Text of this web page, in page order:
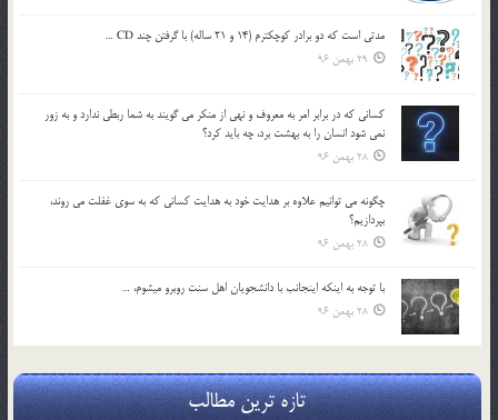
مدتي است كه دو برادر كوچكترم (14 و 21 ساله) با گرفتن چند CD …
29 بهمن 96
كساني كه در برابر امر به معروف و نهي از منكر مي گويند به شما ربطي ندارد و به زور
نمي شود انسان را به بهشت برد، چه بايد كرد؟
28 بهمن 96
چگونه مي توانيم علاوه بر هدايت خود به هدايت كساني كه به سوي غفلت مي روند،
بپردازيم؟
28 بهمن 96
با توجه به اينكه اينجانب با دانشجويان اهل سنت روبرو مي‎شوم، …
28 بهمن 96
تازه ترین مطالب